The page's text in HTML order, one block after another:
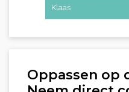
Klaas
Oppassen op